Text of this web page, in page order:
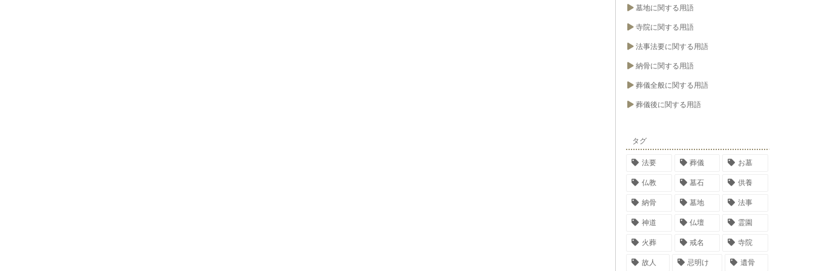
墓地に関する用語
寺院に関する用語
法事法要に関する用語
納骨に関する用語
葬儀全般に関する用語
葬儀後に関する用語
タグ
法要 葬儀 お墓
仏教 墓石 供養
納骨 墓地 法事
神道 仏壇 霊園
火葬 戒名 寺院
故人 忌明け 遺骨